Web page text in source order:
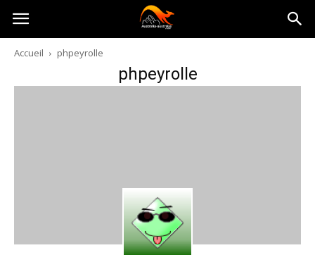
Australia-
australie.com
Accueil phpeyrolle
phpeyrolle